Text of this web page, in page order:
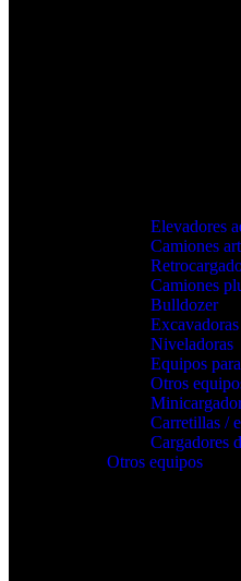
Elevadores
Camiones
Camiones
Bulldozer
Excavadoras
Niveladoras
Equipos
Otros
Carretillas /
Cargadores
Otros equipos